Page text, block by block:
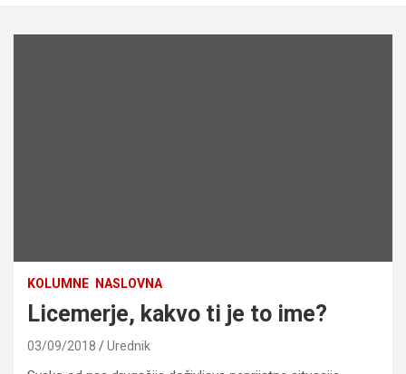
KOLUMNE NASLOVNA
Licemerje, kakvo ti je to ime?
03/09/2018 Urednik